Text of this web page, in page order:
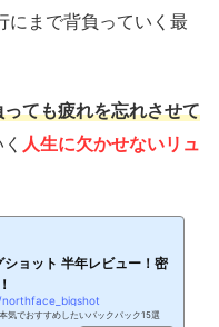
にまで背負っていく最
ても疲れを忘れさせて
人生に欠かせないリュ
ョット 半年レビュー！密
気でおすすめしたいバックパック15選